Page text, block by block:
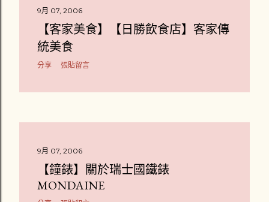
9月 07, 2006
【客家美食】【日勝飲食店】客家傳
統美食
分享 張貼留言
9月 07, 2006
【鐘錶】關於瑞士國鐵錶
MONDAINE